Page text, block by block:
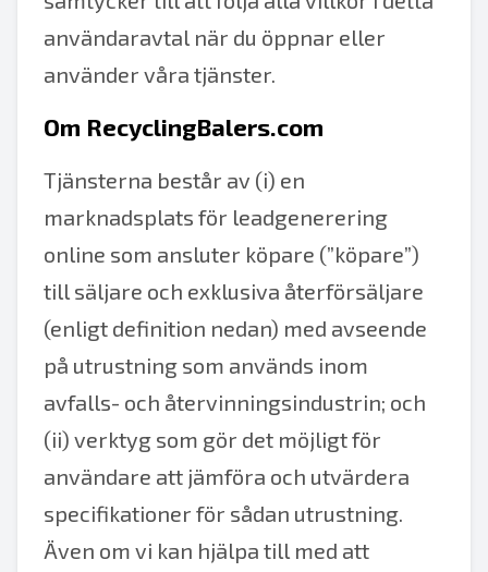
användaravtal när du öppnar eller
använder våra tjänster.
Om RecyclingBalers.com
Tjänsterna består av (i) en
marknadsplats för leadgenerering
online som ansluter köpare (”köpare”)
till säljare och exklusiva återförsäljare
(enligt definition nedan) med avseende
på utrustning som används inom
avfalls- och återvinningsindustrin; och
(ii) verktyg som gör det möjligt för
användare att jämföra och utvärdera
specifikationer för sådan utrustning.
Även om vi kan hjälpa till med att